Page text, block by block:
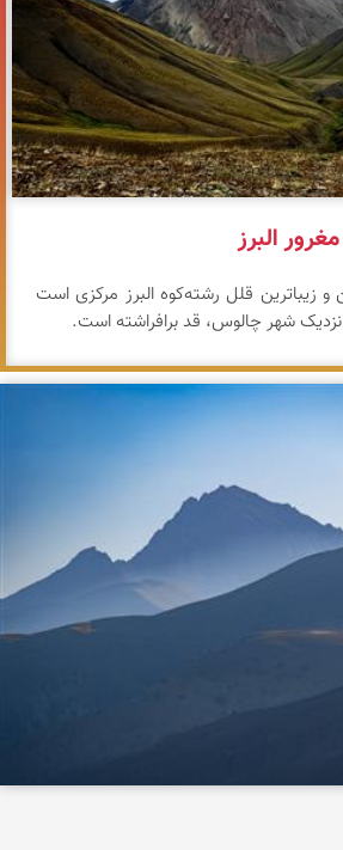
البرز
و زیباترین قلل رشته‌کوه البرز مرکزی است
نزدیک شهر چالوس، قد برافراشته است.